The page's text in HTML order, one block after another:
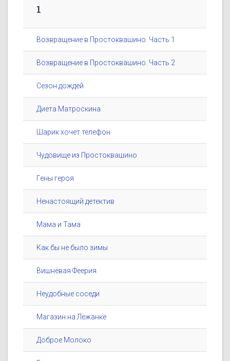
1
Возвращение в Простоквашино. Часть 1
Возвращение в Простоквашино. Часть 2
Сезон дождей
Диета Матроскина
Шарик хочет телефон
Чудовище из Простоквашино
Гены героя
Ненастоящий детектив
Мама и Тама
Как бы не было зимы
Вишнёвая Феерия
Неудобные соседи
Магазин на Лежанке
Доброе Молоко